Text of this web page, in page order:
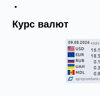
Курс валют